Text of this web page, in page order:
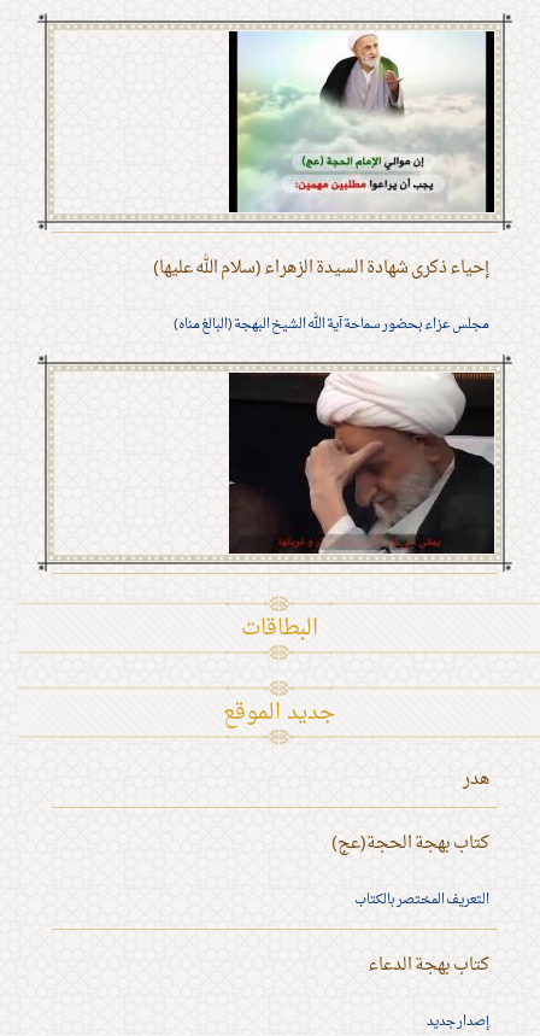
إحياء ذكرى شهادة السيدة الزهراء (سلام الله عليها)
مجلس عزاء بحضور سماحة آية الله الشيخ البهجة (البالغ مناه)
البطاقات
جديد الموقع
هدر
كتاب بهجة الحجة(عج)
التعريف المختصر بالكتاب
كتاب بهجة الدعاء
إصدار جديد